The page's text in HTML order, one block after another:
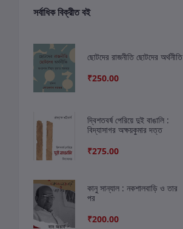
সর্বাধিক বিক্রীত বই
ছোটদের রাজনীতি ছোটদের অর্থনীতি
₹250.00
দ্বিশতবর্ষ পেরিয়ে দুই বাঙালি :
বিদ্যাসাগর অক্ষয়কুমার দত্ত
₹275.00
কানু সান্যাল : নকশালবাড়ি ও তার
পর
₹200.00